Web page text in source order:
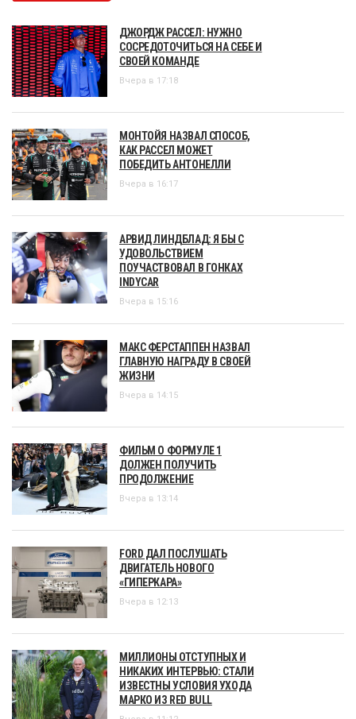
ДЖОРДЖ РАССЕЛ: НУЖНО
СОСРЕДОТОЧИТЬСЯ НА СЕБЕ И
СВОЕЙ КОМАНДЕ
Вчера в 17:18
МОНТОЙЯ НАЗВАЛ СПОСОБ,
КАК РАССЕЛ МОЖЕТ
ПОБЕДИТЬ АНТОНЕЛЛИ
Вчера в 16:17
АРВИД ЛИНДБЛАД: Я БЫ С
УДОВОЛЬСТВИЕМ
ПОУЧАСТВОВАЛ В ГОНКАХ
INDYCAR
Вчера в 15:16
МАКС ФЕРСТАППЕН НАЗВАЛ
ГЛАВНУЮ НАГРАДУ В СВОЕЙ
ЖИЗНИ
Вчера в 14:15
ФИЛЬМ О ФОРМУЛЕ 1
ДОЛЖЕН ПОЛУЧИТЬ
ПРОДОЛЖЕНИЕ
Вчера в 13:14
FORD ДАЛ ПОСЛУШАТЬ
ДВИГАТЕЛЬ НОВОГО
«ГИПЕРКАРА»
Вчера в 12:13
МИЛЛИОНЫ ОТСТУПНЫХ И
НИКАКИХ ИНТЕРВЬЮ: СТАЛИ
ИЗВЕСТНЫ УСЛОВИЯ УХОДА
МАРКО ИЗ RED BULL